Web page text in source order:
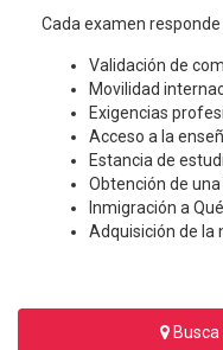
Cada examen
Validación de
Movilidad
Exigencias
Acceso a la
Estancia de
Obtención de
Inmigración a
Adquisición de la